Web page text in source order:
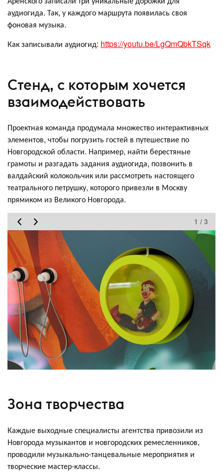
аудиогида. Так, у каждого маршрута появилась своя
фоновая музыка.
Как записывали аудиогид: https://youtu.be/LgQmQbkTSqk
Стенд, с которым хочется
взаимодействовать
Проектная команда продумала множество интерактивных
элементов, чтобы погрузить гостей в путешествие по
Новгородской области. Например, найти берестяные
грамоты и разгадать задания аудиогида, позвонить в
валдайский колокольчик или рассмотреть настоящего
театрального петрушку, которого привезли в Москву
прямиком из Великого Новгорода.
1 / 3
Зона творчества
Каждые выходные специалисты агентства привозили из
Новгорода музыкантов и новгородских ремесленников,
проводили музыкально-танцевальные мероприятия и
творческие мастер-классы.